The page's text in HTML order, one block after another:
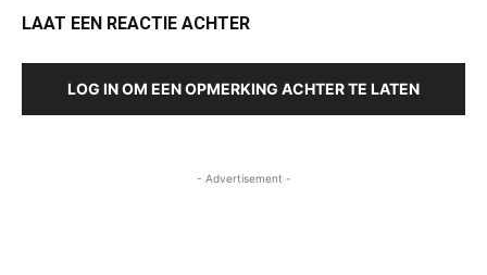
LAAT EEN REACTIE ACHTER
LOG IN OM EEN OPMERKING ACHTER TE LATEN
- Advertisement -